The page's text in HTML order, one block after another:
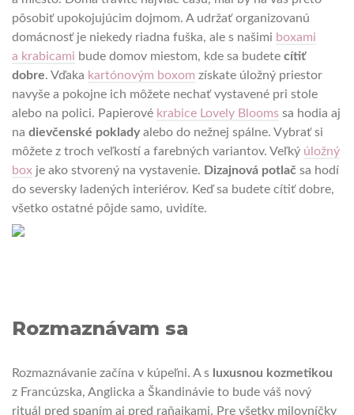
pôsobiť upokojujúcim dojmom. A udržať organizovanú
domácnosť je niekedy riadna fuška, ale s našimi boxami
a krabicami bude domov miestom, kde sa budete cítiť
dobre. Vďaka kartónovým boxom získate úložný priestor
navyše a pokojne ich môžete nechať vystavené pri stole
alebo na polici. Papierové krabice Lovely Blooms sa hodia aj
na dievčenské pokladyalebo do nežnej spálne. Vybrať si
môžete z troch veľkostí a farebných variantov. Veľký úložný
box je ako stvorený na vystavenie. Dizajnová potlač sa hodí
do seversky ladených interiérov. Keď sa budete cítiť dobre,
všetko ostatné pôjde samo, uvidíte.
Rozmaznávam sa
Rozmaznávanie začína v kúpeľni. A s luxusnou kozmetikou
z Francúzska, Anglicka a Škandinávie to bude váš nový
rituál pred spaním aj pred raňajkami. Pre všetky milovníčky